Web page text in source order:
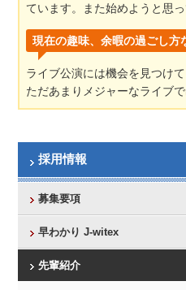
ています。また始めようと思っ
現在の趣味、余暇の過ごし方
ライブ公演には機会を見つけ
ただあまりメジャーなライブで
採用情報
募集要項
早わかり J-witex
先輩紹介